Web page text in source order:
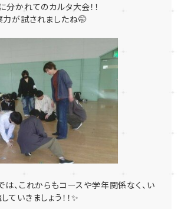
分かれてのカルタ大会！！
が試されましたね🤭
は、これからもコースや学年関係なく、い
いきましょう！！✨